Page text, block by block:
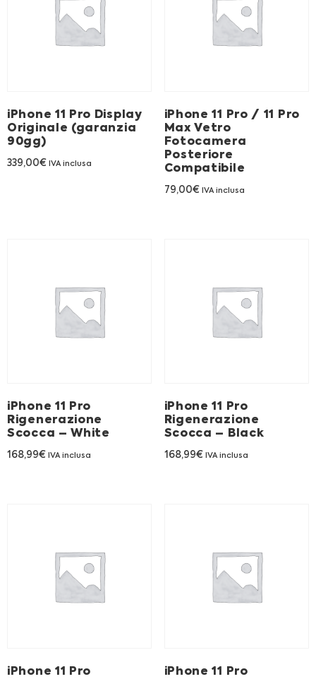
iPhone 11 Pro Display
Originale (garanzia
90gg)
339,00€ IVA inclusa
iPhone 11 Pro / 11 Pro
Max Vetro
Fotocamera
Posteriore
Compatibile
79,00€ IVA inclusa
iPhone 11 Pro
Rigenerazione
Scocca – White
168,99€ IVA inclusa
iPhone 11 Pro
Rigenerazione
Scocca – Black
168,99€ IVA inclusa
iPhone 11 Pro
iPhone 11 Pro